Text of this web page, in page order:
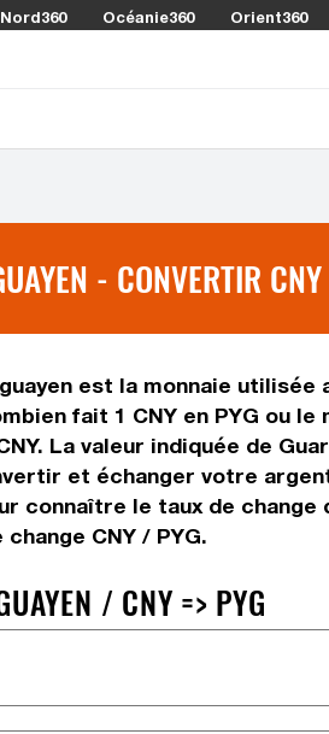
Océanie360 Orient360
- CONVERTIR
est la monnaie utilisée
fait 1 CNY en PYG ou
La valeur indiquée de
et échanger votre
connaître le taux de change
CNY / PYG.
/ CNY => PYG